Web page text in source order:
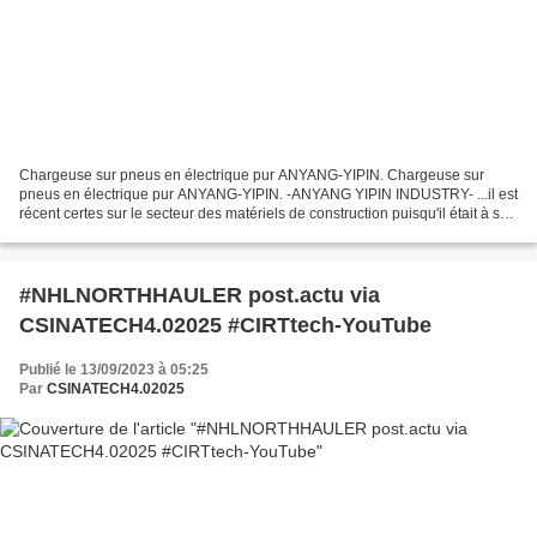
Chargeuse sur pneus en électrique pur ANYANG-YIPIN. Chargeuse sur
pneus en électrique pur ANYANG-YIPIN. -ANYANG YIPIN INDUSTRY- ...il est
récent certes sur le secteur des matériels de construction puisqu'il était à ses
#NHLNORTHHAULER post.actu via
CSINATECH4.02025 #CIRTtech-YouTube
Publié le 13/09/2023 à 05:25
Par CSINATECH4.02025